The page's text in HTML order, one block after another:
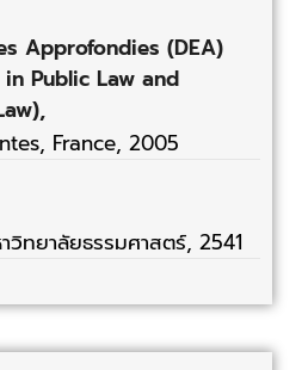
Approfondies (DEA)
Public Law and
France, 2005
ทยาลัยธรรมศาสตร์, 2541